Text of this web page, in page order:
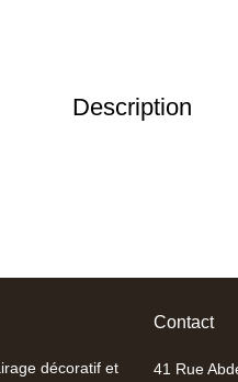
Description
décoratif et
Contact
41 Rue